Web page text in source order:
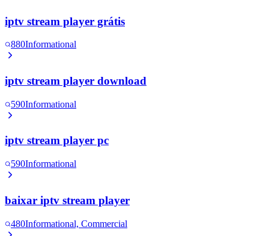
iptv stream player grátis
880Informational
iptv stream player download
590Informational
iptv stream player pc
590Informational
baixar iptv stream player
480Informational, Commercial